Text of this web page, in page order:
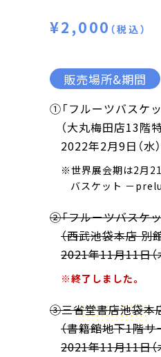
¥2,000 （税込）
販売場所&期間
①「フルーツバスケ
（大丸梅田店13階
2022年2月9日（水
※世界展会期は2月21
バスケット －
②「フルーツバスケ
（西武池袋本店 別
2021年11月11日（
※終了しました。
③三省堂書店池袋本
（書籍館地下1階サ
2021年11月11日